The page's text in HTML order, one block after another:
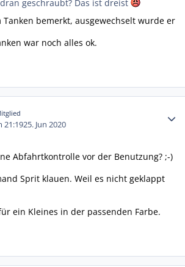
geschraubt? Das ist dreist
Tanken bemerkt, ausgewechselt wurde er
war noch alles ok.
21:1925. Jun 2020
Abfahrtkontrolle vor der Benutzung? ;-)
Sprit klauen. Weil es nicht geklappt
ein Kleines in der passenden Farbe.